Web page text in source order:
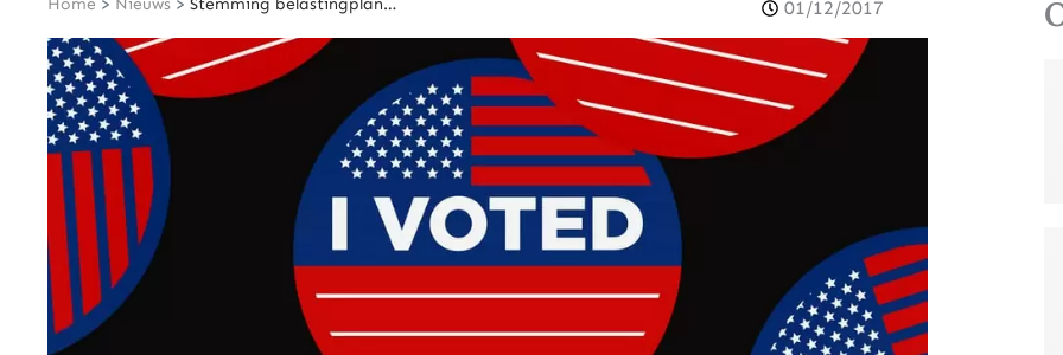
Home > Nieuws > Stemming belastingplannen Republikeinen uitgesteld 01/12/2017